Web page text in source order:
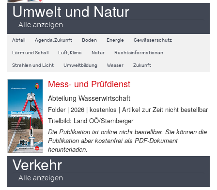
Umwelt und Natur
Alle anzeigen
Abfall Agenda.Zukunft Boden Energie Gewässerschutz
Lärm und Schall Luft, Klima Natur Rechtsinformationen
Strahlen und Licht Umweltbildung Wasser Zukunft
Mess- und Prüfdienst
Abteilung Wasserwirtschaft
Folder | 2026 | kostenlos | Artikel zur Zeit nicht bestellbar
Titelbild: Land OÖ/Sternberger
Die Publikation ist online nicht bestellbar. Sie können die
Publikation aber kostenfrei als PDF-Dokument
herunterladen.
Verkehr
Alle anzeigen